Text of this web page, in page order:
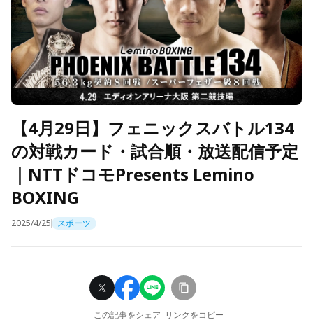
【4月29日】フェニックスバトル134
の対戦カード・試合順・放送配信予定
｜NTTドコモPresents Lemino
BOXING
2025/4/25 スポーツ
この記事をシェア リンクをコピー